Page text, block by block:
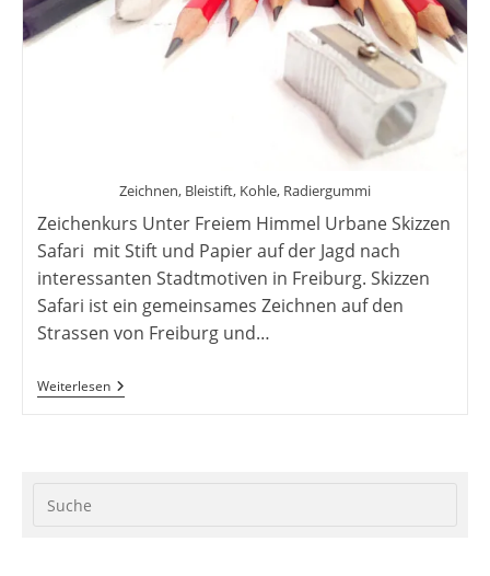
Zeichnen, Bleistift, Kohle, Radiergummi
Zeichenkurs Unter Freiem Himmel Urbane Skizzen
Safari mit Stift und Papier auf der Jagd nach
interessanten Stadtmotiven in Freiburg. Skizzen
Safari ist ein gemeinsames Zeichnen auf den
Strassen von Freiburg und…
WeiterlesenSkizzen
Safari